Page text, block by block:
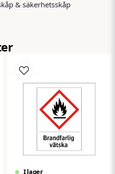
& säkerhetsskåp
I lager